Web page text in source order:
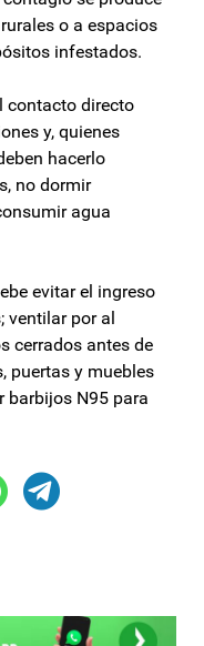
o a espacios
infestados.
contacto directo
y, quienes
hacerlo
no dormir
agua
evitar el ingreso
ventilar por al
cerrados antes de
puertas y muebles
barbijos N95 para